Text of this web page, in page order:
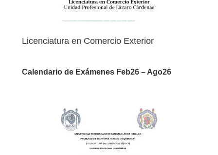
Licenciatura en Comercio Exterior
Calendario de Exámenes Feb26 – Ago26